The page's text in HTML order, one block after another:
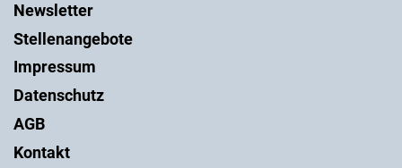
Newsletter
Stellenangebote
Impressum
Datenschutz
AGB
Kontakt